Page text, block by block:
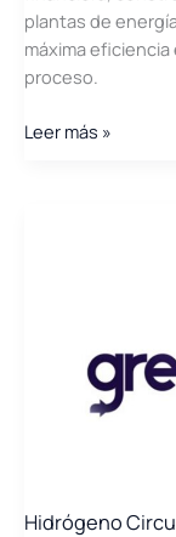
plantas de
máxima
proceso.
Grenergy
Leer más »
Hidrógeno